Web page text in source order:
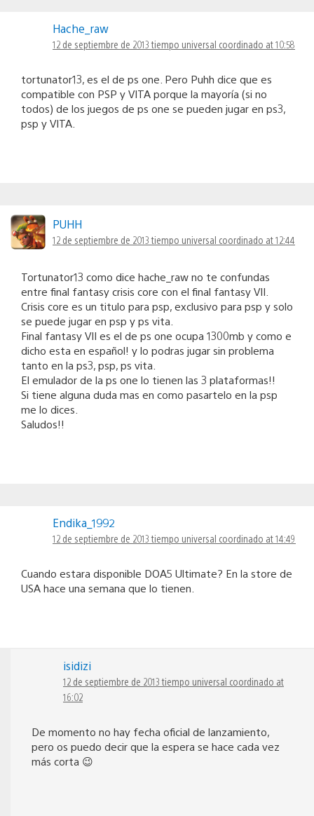
Hache_raw
12 de septiembre de 2013 tiempo universal coordinado at 10:58
tortunator13, es el de ps one. Pero Puhh dice que es
compatible con PSP y VITA porque la mayoría (si no
todos) de los juegos de ps one se pueden jugar en ps3,
psp y VITA.
PUHH
12 de septiembre de 2013 tiempo universal coordinado at 12:44
Tortunator13 como dice hache_raw no te confundas
entre final fantasy crisis core con el final fantasy VII.
Crisis core es un titulo para psp, exclusivo para psp y solo
se puede jugar en psp y ps vita.
Final fantasy VII es el de ps one ocupa 1300mb y como e
dicho esta en español! y lo podras jugar sin problema
tanto en la ps3, psp, ps vita.
El emulador de la ps one lo tienen las 3 plataformas!!
Si tiene alguna duda mas en como pasartelo en la psp
me lo dices.
Saludos!!
Endika_1992
12 de septiembre de 2013 tiempo universal coordinado at 14:49
Cuando estara disponible DOA5 Ultimate? En la store de
USA hace una semana que lo tienen.
isidizi
12 de septiembre de 2013 tiempo universal coordinado at
16:02
De momento no hay fecha oficial de lanzamiento,
pero os puedo decir que la espera se hace cada vez
más corta 😉